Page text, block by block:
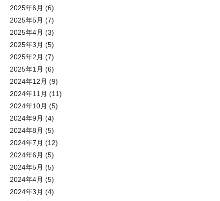
2025年6月 (6)
2025年5月 (7)
2025年4月 (3)
2025年3月 (5)
2025年2月 (7)
2025年1月 (6)
2024年12月 (9)
2024年11月 (11)
2024年10月 (5)
2024年9月 (4)
2024年8月 (5)
2024年7月 (12)
2024年6月 (5)
2024年5月 (5)
2024年4月 (5)
2024年3月 (4)